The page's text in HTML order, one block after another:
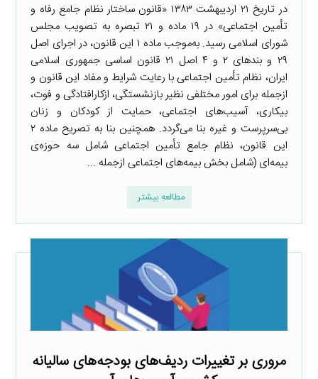
در تاریخ ۲۱ اردیبهشت ۱۳۸۳ «قانون ساختار نظام جامع رفاه و
تأمین اجتماعی» در ۱۹ ماده و ۲۱ تبصره به تصویب مجلس
شورای اسلامی رسید. به‌موجب ماده ۱ این قانون، در اجرای اصل
۲۹ و بندهای ۲ و ۴ اصل ۲۱ قانون اساسی جمهوری اسلامی
ایران، نظام تأمین اجتماعی با رعایت شرایط و مفاد این قانون و
ازجمله برای امور مختلفی نظیر بازنشستگی، ازکارافتادگی و فوت،
بیکاری، آسیب‌های اجتماعی، حمایت از کودکان و زنان
بی‌سرپرست و غیره بنا می‌گردد. همچنین بنا به تصریح ماده ۲
این قانون، نظام جامع تأمین اجتماعی شامل سه حوزه‌ی
بیمه‌ای (شامل بخش بیمه‌های اجتماعی ازجمله ...
مطالعه بیشتر
مروری بر تغییرات ردیف‌های بودجه‌های سالیانه